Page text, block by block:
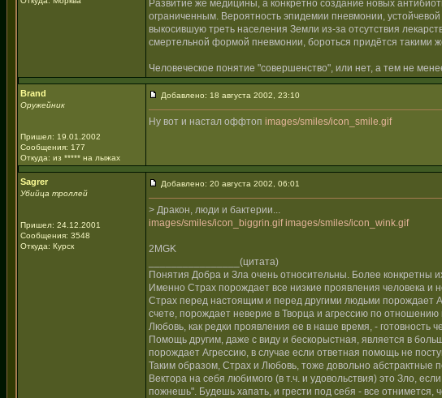
Развитие же медицины, а конкретно создание новых
ограниченным. Вероятность эпидемии пневмонии,
выкосившую треть населения Земли из-за отсутствия
смертельной формой пневмонии, бороться придётся такими
Человеческое понятие "совершенство", или нет, а тем не
Brand
Оружейник
Пришел: 19.01.2002
Сообщения: 177
Откуда: из ***** на лыжах
Добавлено: 18 августа 2002, 23:10
Ну вот и настал оффтоп images/smiles/icon_smile.gif
Sagrer
Убийца троллей
Пришел: 24.12.2001
Сообщения: 3548
Откуда: Курск
Добавлено: 20 августа 2002, 06:01
> Дракон, люди и бактерии...
images/smiles/icon_biggrin.gif images/smiles/icon_wink.gif
2MGK
________________(цитата)
Понятия Добра и Зла очень относительны. Более конкретны
Именно Страх порождает все низкие проявления человека и
Страх перед настоящим и перед другими людьми порождает
счете, порождает неверие в Творца и агрессию по отношению
Любовь, как редки проявления ее в наше время, - готовность
Помощь другим, даже с виду и бескорыстная, является в
порождает Агрессию, в случае если ответная помощь не
Таким образом, Страх и Любовь, тоже довольно абстрактные
Вектора на себя любимого (в т.ч. и удовольствия) это Зло,
пожнешь". Будешь хапать, и грести под себя - все